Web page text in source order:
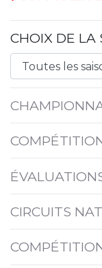
CHOIX DE LA
CIRCUITS